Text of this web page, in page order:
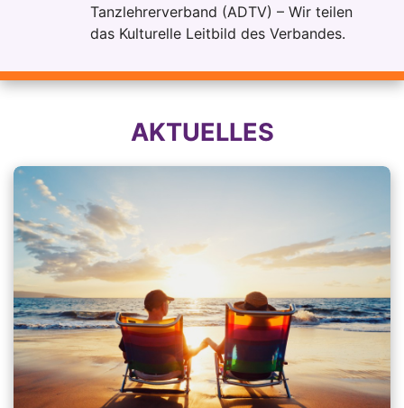
Tanzlehrerverband (ADTV) – Wir teilen
das Kulturelle Leitbild des Verbandes.
AKTUELLES